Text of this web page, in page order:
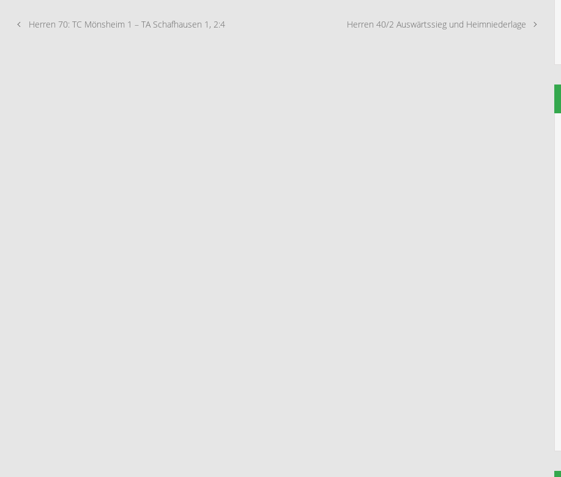
Herren 70: TC Mönsheim 1 – TA Schafhausen 1, 2:4 Herren 40/2 Auswärtssieg und Heimniederlage